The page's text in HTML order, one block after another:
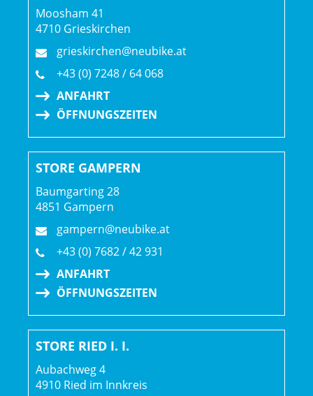
System Controller verbinden.
Mullet-Laufradkonfiguration
Mit dem 29 Zoll großen Vorderrad kannst du selbst große
Hinterrad für mehr Wendigkeit in ruppigem Terrain sorgt.
Geschlecht: Uni
Rahmen: Alpha Platinum Aluminium, Removable
Integrated Battery (RIB 2.0), konisches Steuerrohr,
geführte interne Zugverlegung, Motor Armor,
winkelverstellbarer Steuersatz, per Mino Link verstellbare
Geometrie, verstellbares Hebelverhältnis, 34,9 mm
Sitzrohr, ABP, UDH, Boost148, 12-mm-Steckachse, 160
Rahmenmaterial: Aluminium
Gangschaltung: Shimano Deore M6100, langer Käfig
Moosham 41
4710 Grieskirchen
grieskirchen@neubike.at
+43 (0) 7248 / 64 068
ANFAHRT
ÖFFNUNGSZEITEN
STORE GAMPERN
Baumgarting 28
4851 Gampern
gampern@neubike.at
+43 (0) 7682 / 42 931
ANFAHRT
ÖFFNUNGSZEITEN
STORE RIED I. I.
Aubachweg 4
4910 Ried im Innkreis